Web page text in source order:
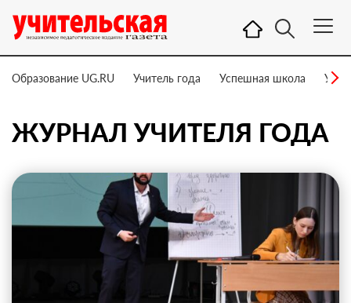
Образование UG.RU Учитель года Успешная школа
ЖУРНАЛ УЧИТЕЛЯ ГОДА